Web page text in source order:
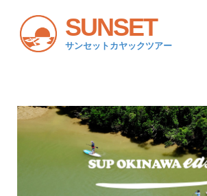
SUNSET
サンセットカヤックツアー